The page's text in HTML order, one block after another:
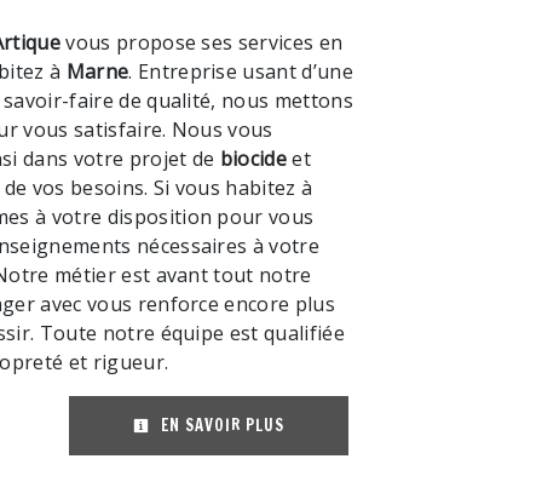
vous propose ses services en
à Marne. Entreprise usant d’une
savoir-faire de qualité, nous mettons
vous satisfaire. Nous vous
dans votre projet de biocideet
vos besoins. Si vous habitez à
à votre disposition pour vous
nécessaires à votre
métier est avant tout notre
avec vous renforce encore plus
Toute notre équipe est qualifiée
et rigueur.
EN SAVOIR PLUS